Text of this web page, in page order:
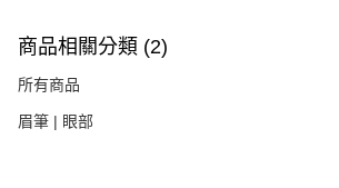
商品相關分類 (2)
所有商品
眉筆 | 眼部